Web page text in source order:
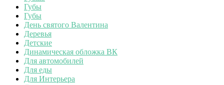
Губы
Губы
День святого Валентина
Деревья
Детские
Динамическая обложка ВК
Для автомобилей
Для еды
Для Интерьера